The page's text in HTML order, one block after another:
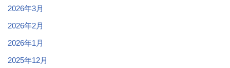
2026年3月
2026年2月
2026年1月
2025年12月